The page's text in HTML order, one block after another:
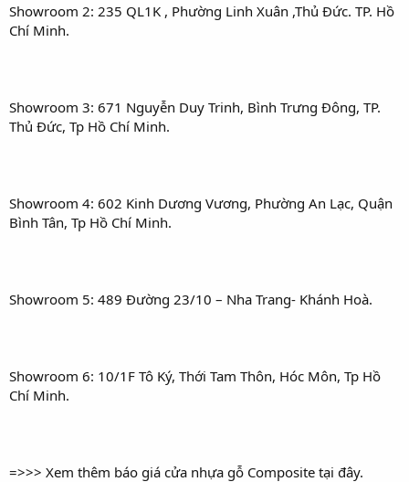
Showroom 2: 235 QL1K , Phường Linh Xuân ,Thủ Đức. TP. Hồ
Chí Minh.
Showroom 3: 671 Nguyễn Duy Trinh, Bình Trưng Đông, TP.
Thủ Đức, Tp Hồ Chí Minh.
Showroom 4: 602 Kinh Dương Vương, Phường An Lạc, Quận
Bình Tân, Tp Hồ Chí Minh.
Showroom 5: 489 Đường 23/10 – Nha Trang- Khánh Hoà.
Showroom 6: 10/1F Tô Ký, Thới Tam Thôn, Hóc Môn, Tp Hồ
Chí Minh.
=>>> Xem thêm báo giá cửa nhựa gỗ Composite tại đây.